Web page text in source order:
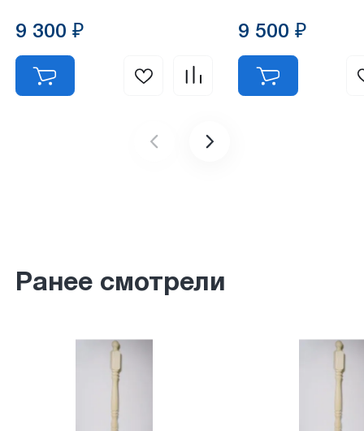
9 300 ₽ 9 500 ₽
Ранее смотрели